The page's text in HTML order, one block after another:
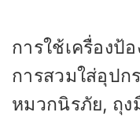
การใช้เครื่องป้
การสวมใส่อุป
หมวกนิรภัย, ถุ